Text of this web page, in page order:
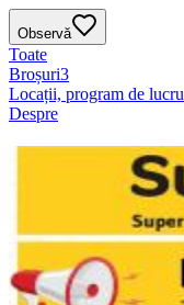
Observă
Toate
Broșuri3
Locații, program de lucru
Despre